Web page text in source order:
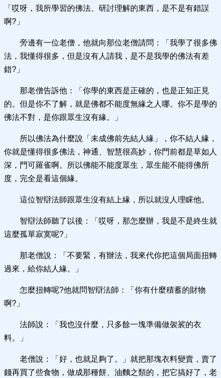
「哎呀，我所學習的佛法、研討理解的東西，是不是有錯誤
啊?」
旁邊有一位老僧，他就向那位老僧請問：「我學了很多佛
法，我懂得很多，但是沒有人請我，是不是我學的佛法有差
錯?」
那老僧告訴他：「你學的東西是正確的，也是正知正見
的。但是你不了解，就是佛都不能度無緣之人哪。你不是學的
佛法不對，是你跟眾生沒有緣。」
所以佛法為什麼說「未成佛前先結人緣」，你不結人緣，
你就是懂得很多佛法，神通、智慧很高妙，你門前都是草如人
深，門可羅雀啊。所以佛能不能度眾生，眾生能不能得佛所
度，完全是看這個緣。
這位智辯法師跟眾生沒有結上緣，所以就沒人理睬他。
智辯法師聽了以後：「哎呀，那怎麼辦，我是不是終生就
這麼孤單寂寞呢?」
那老僧說：「不要緊，有辦法，我來代你把這個局面扭轉
過來，給你結人緣。」
怎麼扭轉呢?他就問智辯法師：「你有什麼積蓄的財物
啊?」
法師說：「我也沒什麼，只多餘一塊準備做袈裟的衣
料。」
老僧說：「好，也就足夠了。」就把那塊衣料變賣，賣了
錢再買了些食物，做成那種餅、油麵之類的，把它搞好了，老